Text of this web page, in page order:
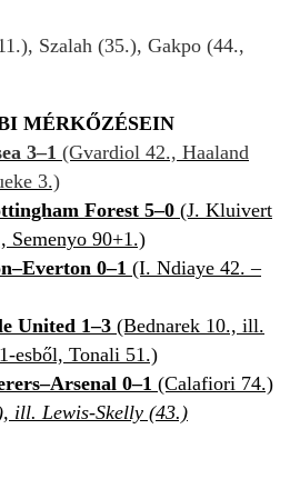
Szalah (35.), Gakpo (44.,
MÉRKŐZÉSEIN
3–1 (Gvardiol 42., Haaland
3.)
Forest 5–0 (J. Kluivert
Semenyo 90+1.)
Everton 0–1 (I. Ndiaye 42. –
United 1–3 (Bednarek 10., ill.
esből, Tonali 51.)
Arsenal 0–1 (Calafiori 74.)
ill. Lewis-Skelly (43.)